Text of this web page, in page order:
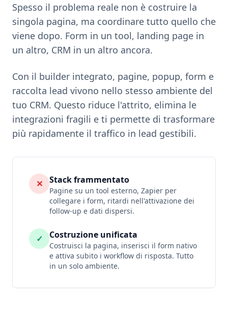
Spesso il problema reale non è costruire la
singola pagina, ma coordinare tutto quello che
viene dopo. Form in un tool, landing page in
un altro, CRM in un altro ancora.
Con il builder integrato, pagine, popup, form e
raccolta lead vivono nello stesso ambiente del
tuo CRM. Questo riduce l'attrito, elimina le
integrazioni fragili e ti permette di trasformare
più rapidamente il traffico in lead gestibili.
✕ Stack frammentato
Pagine su un tool esterno, Zapier per
collegare i form, ritardi nell'attivazione dei
follow-up e dati dispersi.
✓ Costruzione unificata
Costruisci la pagina, inserisci il form nativo
e attiva subito i workflow di risposta. Tutto
in un solo ambiente.